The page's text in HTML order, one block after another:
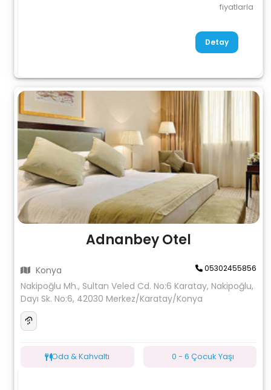
fiyatlarla
Detay
Adnanbey Otel
Konya 05302455856
Nakipoğlu Mh., Sultan Veled Cd. No:6 Karatay, Nakipoğlu,
Dayı Sk. No:6, 42030 Merkez/Karatay/Konya
Oda & Kahvaltı 0 - 6 Çocuk Yaşı